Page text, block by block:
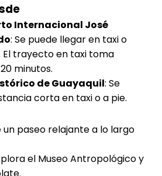
Internacional José
: Se puede llegar en taxi o
trayecto en taxi toma
minutos.
de Guayaquil: Se
corta en taxi o a pie.
un paseo relajante a lo largo
el Museo Antropológico y